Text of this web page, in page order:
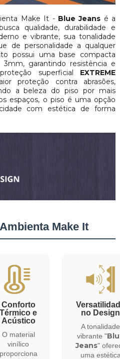
Make It - Blue Jeans é a
qualidade, durabilidade e
e vibrante, sua tonalidade
de personalidade a qualquer
possui uma base compacta
garantindo resistência e
superficial EXTREME
proteção contra abrasões,
a beleza do piso por mais
espaços, o piso é uma opção
com estética de forma
Make It
Conforto
Térmico e
Acústico
O material
vinílico
proporciona
no Design
A tonalidade
vibrante "
Jeans"
uma